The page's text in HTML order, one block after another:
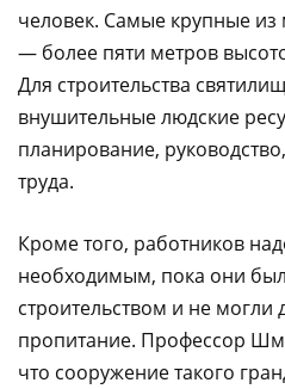
человек. Самые крупные из
— более пяти метров
Для строительства
внушительные людские
планирование,
труда.
Кроме того, работников
необходимым, пока они
строительством и не могли
пропитание. Профессор
что сооружение такого